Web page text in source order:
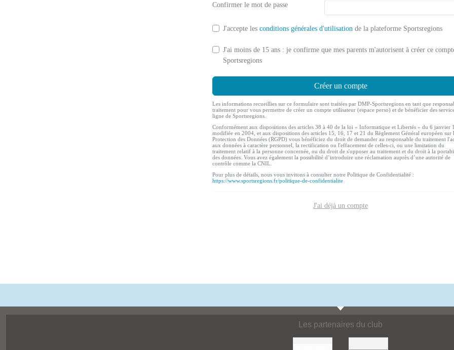
Confirmer le mot de passe
J'accepte les conditions générales d'utilisation de la plateforme Sportsregions
J'ai moins de 15 ans : je confirme que mes parents m'autorisent à créer ce
Sportsregions
Créer un compte
Les informations recueillies sur ce formulaire sont traitées par DMP-Sportsregions en tant que
traitement pour vous permettre de créer un compte utilisateur (espace perso) et de bénéficier des
ligne de Sportsregions.
Conformément aux dispositions des articles 38 à 40 de la loi « Informatique et Libertés » du 6 janvier
modifiée en 2004, et aux dispositions des articles 15, 16, 17 et 21 du Règlement Général européen sur
Protection des Données (RGPD) vous bénéficiez du droit de demander au responsable du traitement
aux données à caractère personnel, la rectification ou l'effacement de celles-ci, ou une limitation du
traitement relatif à la personne concernée, ou du droit de s'opposer au traitement et du droit à la
des données. Vous avez également la possibilité d’introduire une réclamation auprès d’une autorité de
contrôle comme la CNIL.
Pour plus de détails, nous vous invitons à consulter notre Politique de Confidentialité :
https://www.sportsregions.fr/politique-de-confidentialite
J'ai déjà un compte
Les partenaires du club